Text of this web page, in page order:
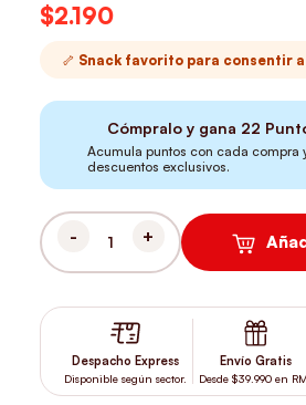
$2.190
🦴 Snack favorito para consentir
Cómpralo y gana 22
Acumula puntos con cada compra
descuentos exclusivos.
CAT FEST CAVIAR POLLO 40 GR
Despacho Express
Disponible según sector.
Envío Gratis
Desde $39.990 en RM.